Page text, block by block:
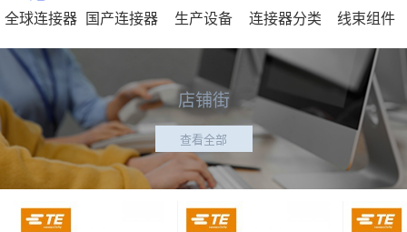
全球连接器 国产连接器 生产设备 连接器分类 线束组件
店铺街
查看全部